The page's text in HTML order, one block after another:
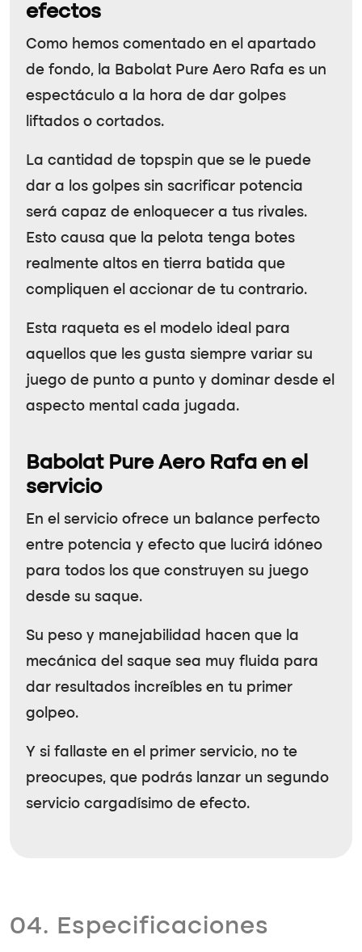
efectos
Como hemos comentado en el apartado
de fondo, la Babolat Pure Aero Rafa es un
espectáculo a la hora de dar golpes
liftados o cortados.
La cantidad de topspin que se le puede
dar a los golpes sin sacrificar potencia
será capaz de enloquecer a tus rivales.
Esto causa que la pelota tenga botes
realmente altos en tierra batida que
compliquen el accionar de tu contrario.
Esta raqueta es el modelo ideal para
aquellos que les gusta siempre variar su
juego de punto a punto y dominar desde el
aspecto mental cada jugada.
Babolat Pure Aero Rafa en el
servicio
En el servicio ofrece un balance perfecto
entre potencia y efecto que lucirá idóneo
para todos los que construyen su juego
desde su saque.
Su peso y manejabilidad hacen que la
mecánica del saque sea muy fluida para
dar resultados increíbles en tu primer
golpeo.
Y si fallaste en el primer servicio, no te
preocupes, que podrás lanzar un segundo
servicio cargadísimo de efecto.
04. Especificaciones